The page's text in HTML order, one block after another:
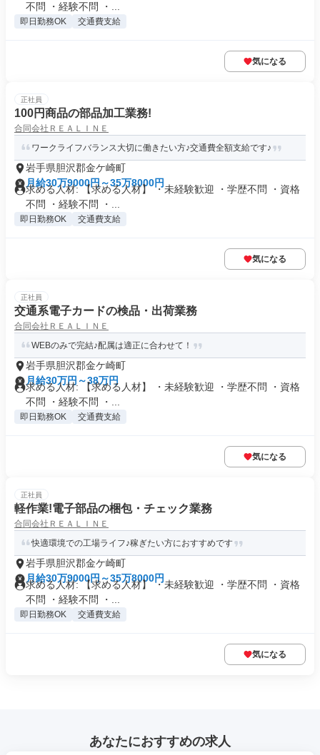
不問 ・経験不問 ・...
即日勤務OK 交通費支給
気になる
正社員
100円商品の部品加工業務!
合同会社ＲＥＡＬＩＮＥ
ワークライフバランス大切に働きたい方♪交通費全額支給です♪
岩手県胆沢郡金ケ崎町
月給30万9000円～35万8000円
求める人材: 【求める人材】 ・未経験歓迎 ・学歴不問 ・資格
不問 ・経験不問 ・...
即日勤務OK 交通費支給
気になる
正社員
交通系電子カードの検品・出荷業務
合同会社ＲＥＡＬＩＮＥ
WEBのみで完結♪配属は適正に合わせて！
岩手県胆沢郡金ケ崎町
月給30万円～38万円
求める人材: 【求める人材】 ・未経験歓迎 ・学歴不問 ・資格
不問 ・経験不問 ・...
即日勤務OK 交通費支給
気になる
正社員
軽作業!電子部品の梱包・チェック業務
合同会社ＲＥＡＬＩＮＥ
快適環境での工場ライフ♪稼ぎたい方におすすめです
岩手県胆沢郡金ケ崎町
月給30万9000円～35万8000円
求める人材: 【求める人材】 ・未経験歓迎 ・学歴不問 ・資格
不問 ・経験不問 ・...
即日勤務OK 交通費支給
気になる
あなたにおすすめの求人